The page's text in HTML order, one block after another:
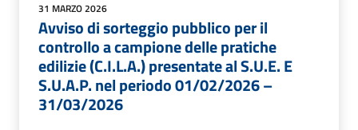
31 MARZO 2026
Avviso di sorteggio pubblico per il
controllo a campione delle pratiche
edilizie (C.I.L.A.) presentate al S.U.E. E
S.U.A.P. nel periodo 01/02/2026 –
31/03/2026